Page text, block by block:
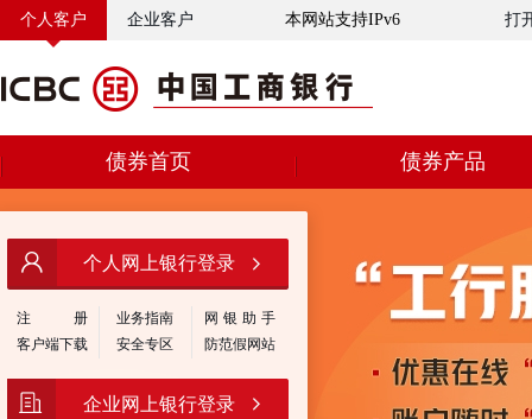
个人客户 企业客户 本网站支持IPv6 打
债券首页 债券产品
个人网上银行登录
注 册 业务指南
网银助手
客户端下载
安全专区 防范假网站
企业网上银行登录